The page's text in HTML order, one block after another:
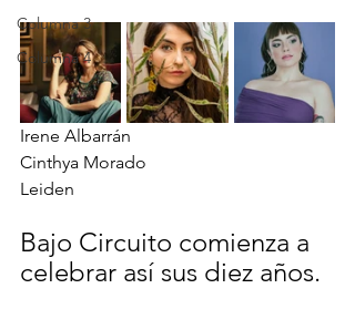
Columna 3
Columna 4
Irene Albarrán
Cinthya Morado
Leiden
Bajo Circuito comienza a
celebrar así sus diez años.